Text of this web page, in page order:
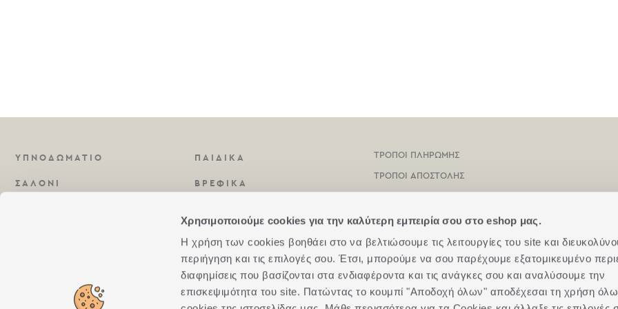
Χρησιμοποιούμε cookies για την καλύτερη εμπειρία σου στο eshop μας.
Η χρήση των cookies βοηθάει στο να βελτιώσουμε τις λειτουργίες του site και
περιήγηση και τις επιλογές σου. Έτσι, μπορούμε να σου παρέχουμε εξατομικευμένο
διαφημίσεις που βασίζονται στα ενδιαφέροντα και τις ανάγκες σου και αναλύσουμε την
επισκεψιμότητα του site. Πατώντας το κουμπί "Αποδοχή όλων" αποδέχεσαι τη χρήση
ΥΠΝΟΔΩΜΑΤΙΟ
ΣΑΛΟΝΙ
ΠΑΙΔΙΚΑ
ΒΡΕΦΙΚΑ
ΤΡΟΠΟΙ ΠΛΗΡΩΜΗΣ
ΤΡΟΠΟΙ ΑΠΟΣΤΟΛΗΣ
ΠΡΟΣΤΑΣΙΑ ΠΡΟΣΩΠΙΚΩΝ ΔΕΔΟΜΕΝΩΝ
ΠΟΛΙΤΙΚΗ COOKIES
ΕΠΙΚΟΙΝΩΝΗΣΤΕ ΜΑΖΙ ΜΑΣ
BOX NOW